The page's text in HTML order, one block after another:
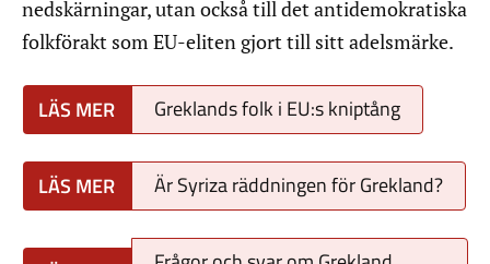
nedskärningar, utan också till det antidemokratiska
folkförakt som EU-eliten gjort till sitt adelsmärke.
Greklands folk i EU:s kniptång
Är Syriza räddningen för Grekland?